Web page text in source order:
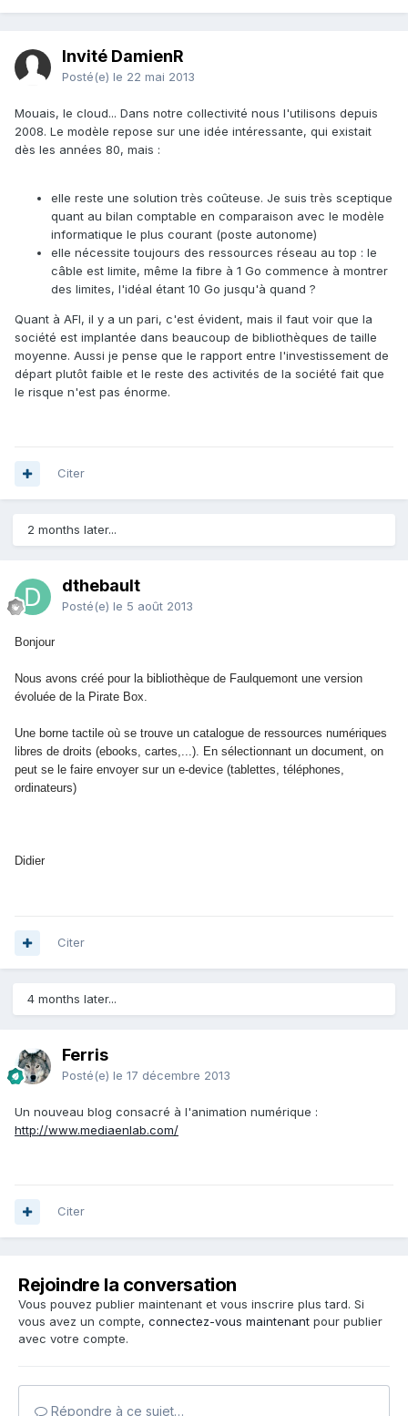
Invité DamienR
Posté(e) le 22 mai 2013
Mouais, le cloud... Dans notre collectivité nous l'utilisons depuis
2008. Le modèle repose sur une idée intéressante, qui existait
dès les années 80, mais :
elle reste une solution très coûteuse. Je suis très sceptique
quant au bilan comptable en comparaison avec le modèle
informatique le plus courant (poste autonome)
elle nécessite toujours des ressources réseau au top : le
câble est limite, même la fibre à 1 Go commence à montrer
des limites, l'idéal étant 10 Go jusqu'à quand ?
Quant à AFI, il y a un pari, c'est évident, mais il faut voir que la
société est implantée dans beaucoup de bibliothèques de taille
moyenne. Aussi je pense que le rapport entre l'investissement de
départ plutôt faible et le reste des activités de la société fait que
le risque n'est pas énorme.
Citer
2 months later...
dthebault
Posté(e) le 5 août 2013
Bonjour
Nous avons créé pour la bibliothèque de Faulquemont une version
évoluée de la Pirate Box.
Une borne tactile où se trouve un catalogue de ressources numériques
libres de droits (ebooks, cartes,...). En sélectionnant un document, on
peut se le faire envoyer sur un e-device (tablettes, téléphones,
ordinateurs)
Didier
Citer
4 months later...
Ferris
Posté(e) le 17 décembre 2013
Un nouveau blog consacré à l'animation numérique :
http://www.mediaenlab.com/
Citer
Rejoindre la conversation
Vous pouvez publier maintenant et vous inscrire plus tard. Si
vous avez un compte, connectez-vous maintenant pour publier
avec votre compte.
Répondre à ce sujet…